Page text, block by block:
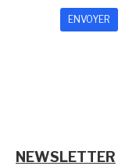
NEWSLETTER